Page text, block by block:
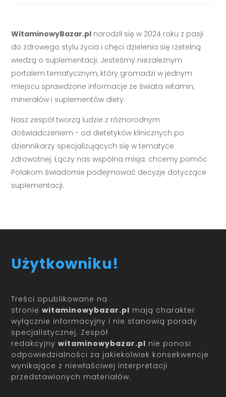
WitaminowyBazar.pl narodził się w 2024 roku z pasji
do zdrowego stylu życia i chęci dzielenia się rzetelną
wiedzą o suplementacji. Jesteśmy niezależnym
portalem tematycznym, który gromadzi w jednym
miejscu sprawdzone informacje ze świata witamin,
minerałów i suplementów diety.
Nasz zespół tworzą ludzie z różnorodnym
doświadczeniem - od dietetyków klinicznych po
dziennikarzy specjalizujących się w tematyce
zdrowotnej. Łączy nas wspólna misja: chcemy pomóc
Polakom świadomie podejmować decyzje dotyczące
suplementacji.
Użytkowniku!
Treści opublikowane na
stroniewitaminowybazar.pl mają charakter
wyłącznie informacyjny i nie stanowią porady
specjalistycznej. Zespół
redakcyjnywitaminowybazar.pl nie ponosi
odpowiedzialności za jakiekolwiek konsekwencje
wynikające z niewłaściwej interpretacji
przedstawionych materiałów.